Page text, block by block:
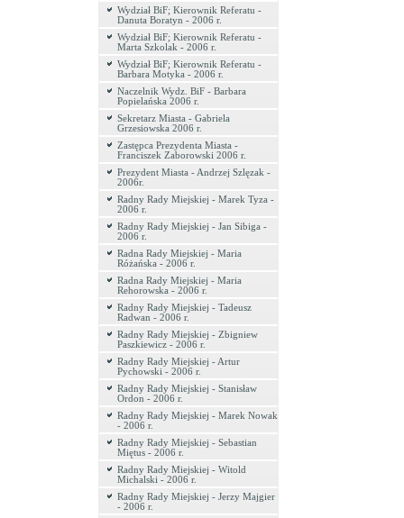
Wydział BiF; Kierownik Referatu -
Danuta Boratyn - 2006 r.
Wydział BiF; Kierownik Referatu -
Marta Szkolak - 2006 r.
Wydział BiF; Kierownik Referatu -
Barbara Motyka - 2006 r.
Naczelnik Wydz. BiF - Barbara
Popielańska 2006 r.
Sekretarz Miasta - Gabriela
Grzesiowska 2006 r.
Zastępca Prezydenta Miasta -
Franciszek Zaborowski 2006 r.
Prezydent Miasta - Andrzej Szlęzak -
2006r.
Radny Rady Miejskiej - Marek Tyza -
2006 r.
Radny Rady Miejskiej - Jan Sibiga -
2006 r.
Radna Rady Miejskiej - Maria
Różańska - 2006 r.
Radna Rady Miejskiej - Maria
Rehorowska - 2006 r.
Radny Rady Miejskiej - Tadeusz
Radwan - 2006 r.
Radny Rady Miejskiej - Zbigniew
Paszkiewicz - 2006 r.
Radny Rady Miejskiej - Artur
Pychowski - 2006 r.
Radny Rady Miejskiej - Stanisław
Ordon - 2006 r.
Radny Rady Miejskiej - Marek Nowak
- 2006 r.
Radny Rady Miejskiej - Sebastian
Miętus - 2006 r.
Radny Rady Miejskiej - Witold
Michalski - 2006 r.
Radny Rady Miejskiej - Jerzy Majgier
- 2006 r.